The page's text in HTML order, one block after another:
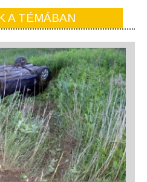
A TÉMÁBAN